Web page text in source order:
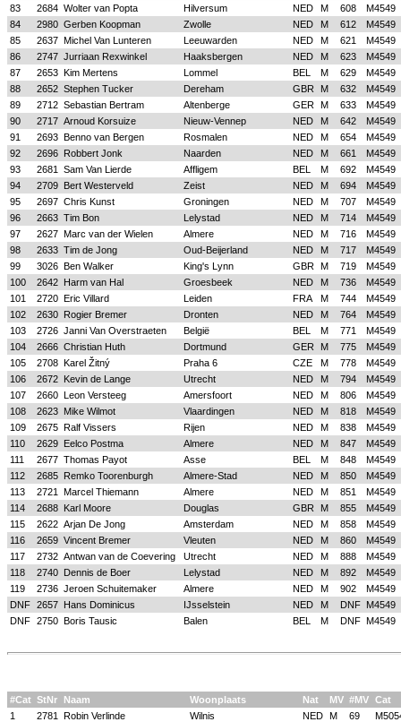
83
2684 Wolter van Popta Hilversum NED M 608
M4549
84
2980 Gerben Koopman Zwolle NED M 612
M4549
85
2637 Michel Van Lunteren Leeuwarden NED M 621
M4549
86
2747 Jurriaan Rexwinkel Haaksbergen NED M 623
M4549
87
2653 Kim Mertens Lommel BEL M 629
M4549
88
2652 Stephen Tucker Dereham GBR M 632
M4549
89
2712 Sebastian Bertram Altenberge GER M 633
M4549
90
2717 Arnoud Korsuize Nieuw-Vennep NED M 642
M4549
91
2693 Benno van Bergen Rosmalen NED M 654
M4549
92
2696 Robbert Jonk Naarden NED M 661
M4549
93
2681 Sam Van Lierde Affligem BEL M 692
M4549
94
2709 Bert Westerveld Zeist NED M 694
M4549
95
2697 Chris Kunst Groningen NED M 707
M4549
96
2663 Tim Bon Lelystad NED M 714
M4549
97
2627 Marc van der Wielen Almere NED M 716
M4549
98
2633 Tim de Jong Oud-Beijerland NED M 717
M4549
99
3026 Ben Walker King's Lynn GBR M 719
M4549
100
2642 Harm van Hal Groesbeek NED M 736
M4549
101
2720 Eric Villard Leiden FRA M 744
M4549
102
2630 Rogier Bremer Dronten NED M 764
M4549
103
2726 Janni Van Overstraeten België BEL M 771
M4549
104
2666 Christian Huth Dortmund GER M 775
M4549
105
2708 Karel Žitný Praha 6 CZE M 778
M4549
106
2672 Kevin de Lange Utrecht NED M 794
M4549
107
2660 Leon Versteeg Amersfoort NED M 806
M4549
108
2623 Mike Wilmot Vlaardingen NED M 818
M4549
109
2675 Ralf Vissers Rijen NED M 838
M4549
110
2629 Eelco Postma Almere NED M 847
M4549
111
2677 Thomas Payot Asse BEL M 848
M4549
112
2685 Remko Toorenburgh Almere-Stad NED M 850
M4549
113
2721 Marcel Thiemann Almere NED M 851
M4549
114
2688 Karl Moore Douglas GBR M 855
M4549
115
2622 Arjan De Jong Amsterdam NED M 858
M4549
116
2659 Vincent Bremer Vleuten NED M 860
M4549
117
2732 Antwan van de Coevering Utrecht NED M 888
M4549
118
2740 Dennis de Boer Lelystad NED M 892
M4549
119
2736 Jeroen Schuitemaker Almere NED M 902
M4549
DNF 2657 Hans Dominicus IJsselstein NED M DNF M4549
DNF 2750 Boris Tausic Balen BEL M DNF M4549
#Cat StNr Naam Woonplaats Nat MV #MV Cat
1
2781 Robin Verlinde Wilnis NED M 69